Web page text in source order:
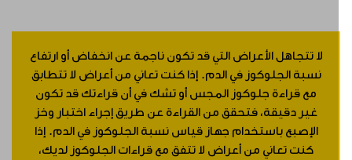
لا تتجاهل الأعراض التي قد تكون ناجمة عن انخفاض أو ارتفاع
نسبة الجلوكوز في الدم. إذا كنت تعاني من أعراض لا تتطابق
مع قراءة جلوكوز المجس أو تشك في أن قراءتك قد تكون
غير دقيقة، فتحقق من القراءة عن طريق إجراء اختبار وخز
الإصبع باستخدام جهاز قياس نسبة الجلوكوز في الدم. إذا
كنت تعاني من أعراض لا تتفق مع قراءات الجلوكوز لديك،